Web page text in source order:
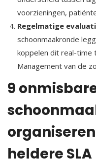
voorzieningen,
Regelmatige
schoonmaakronde
koppelen dit real-time
Management van de
9
heldere SLA